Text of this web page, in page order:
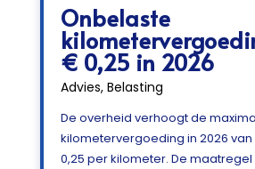
Onbelaste
€ 0,25 in 2026
Advies, Belasting
De overheid verhoogt de
kilometervergoeding in 2026
0,25 per kilometer. De